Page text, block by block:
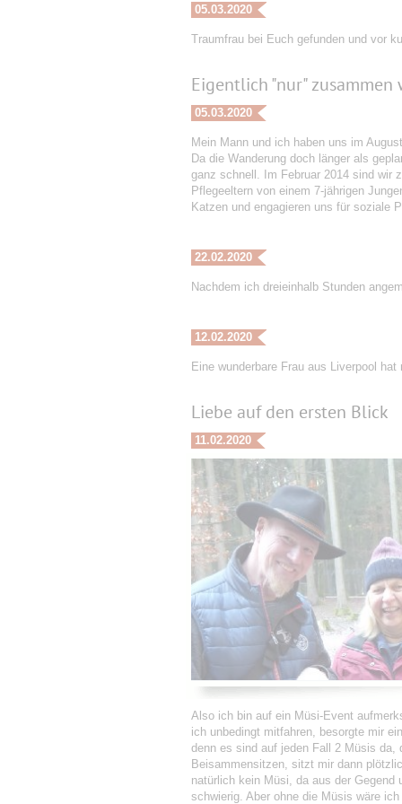
05.03.2020
Traumfrau bei Euch gefunden und vor
Eigentlich "nur" zusammen
05.03.2020
Mein Mann und ich haben uns im
Da die Wanderung doch länger als
ganz schnell. Im Februar 2014 sind wir
Pflegeeltern von einem 7-jährigen
Katzen und engagieren uns für soziale
22.02.2020
Nachdem ich dreieinhalb Stunden
12.02.2020
Eine wunderbare Frau aus Liverpool
Liebe auf den ersten Blick
11.02.2020
Also ich bin auf ein Müsi-Event
ich unbedingt mitfahren, besorgte mir
denn es sind auf jeden Fall 2 Müsis da,
Beisammensitzen, sitzt mir dann
natürlich kein Müsi, da aus der Gegend
schwierig. Aber ohne die Müsis wäre